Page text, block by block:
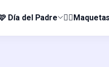
Día del Padre 👰‍♀️Maquetas